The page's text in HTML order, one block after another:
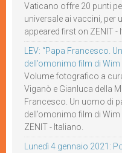
Vaticano offre 20 punti
universale ai vaccini, per
appeared first on ZENIT -
LEV: “Papa Francesco.
dell’omonimo film di Wim
Volume fotografico a
Viganò e Gianluca della
Francesco. Un uomo di
dell’omonimo film di
ZENIT - Italiano.
Lunedì 4 gennaio 2021: